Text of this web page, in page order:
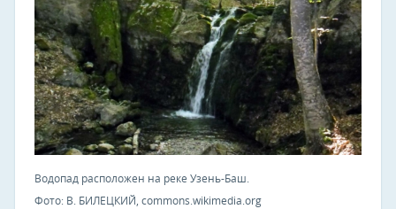
Водопад расположен на реке Узень-Баш.
Фото: В. БИЛЕЦКИЙ, commons.wikimedia.org